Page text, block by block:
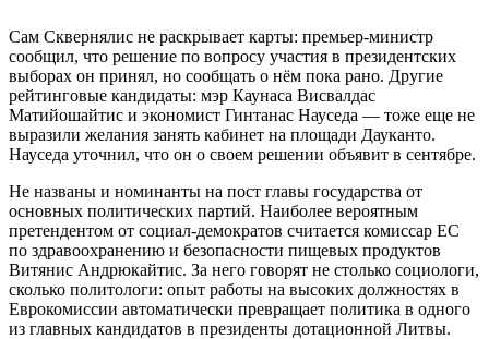
Сам Сквернялис не раскрывает карты: премьер-министр
сообщил, что решение по вопросу участия в президентских
выборах он принял, но сообщать о нём пока рано. Другие
рейтинговые кандидаты: мэр Каунаса Висвалдас
Матийошайтис и экономист Гинтанас Науседа — тоже еще не
выразили желания занять кабинет на площади Дауканто.
Науседа уточнил, что он о своем решении объявит в сентябре.
Не названы и номинанты на пост главы государства от
основных политических партий. Наиболее вероятным
претендентом от социал-демократов считается комиссар ЕС
по здравоохранению и безопасности пищевых продуктов
Витянис Андрюкайтис. За него говорят не столько социологи,
сколько политологи: опыт работы на высоких должностях в
Еврокомиссии автоматически превращает политика в одного
из главных кандидатов в президенты дотационной Литвы.